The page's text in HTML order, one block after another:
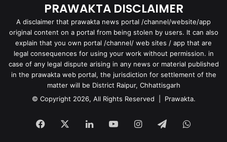
PRAWAKTA DISCLAIMER
A disclaimer that prawakta news portal /channel/website/app
original content on a portal from being stolen by users. It can also
explain that you own portal /channel/ web sites / app that are
legal consequences for using your work without permission. in
case of any legal dispute arising in any news or material published
in the prawakta web portal, the jurisdiction for settlement of the
matter will be District Raipur, Chhattisgarh
© Copyright 2026, All Rights Reserved | Prawakta.
Facebook LinkedInYouTubeInstagram
Telegram